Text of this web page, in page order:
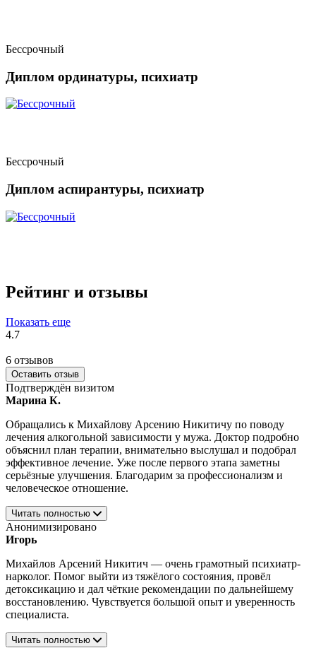
Бессрочный
Диплом ординатуры, психиатр
Бессрочный
Диплом аспирантуры, психиатр
Рейтинг и отзывы
Показать еще
4.7
6 отзывов
Оставить отзыв
Подтверждён визитом
Марина К.
Обращались к Михайлову Арсению Никитичу по поводу
лечения алкогольной зависимости у мужа. Доктор подробно
объяснил план терапии, внимательно выслушал и подобрал
эффективное лечение. Уже после первого этапа заметны
серьёзные улучшения. Благодарим за профессионализм и
человеческое отношение.
Читать полностью
Анонимизировано
Игорь
Михайлов Арсений Никитич — очень грамотный психиатр-
нарколог. Помог выйти из тяжёлого состояния, провёл
детоксикацию и дал чёткие рекомендации по дальнейшему
восстановлению. Чувствуется большой опыт и уверенность
специалиста.
Читать полностью